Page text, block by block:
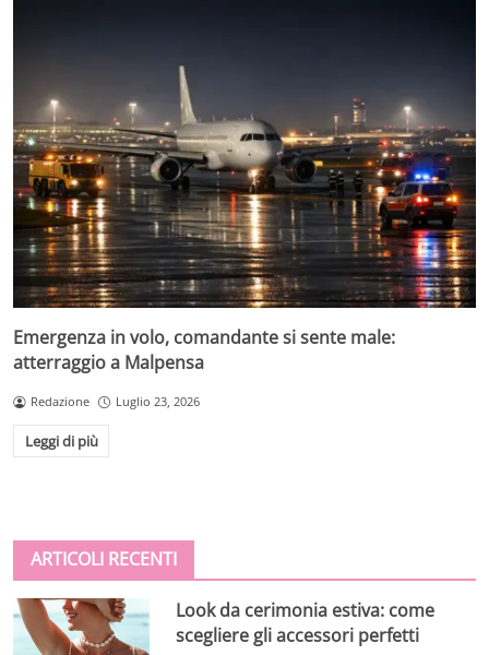
Emergenza in volo, comandante si sente male:
atterraggio a Malpensa
Redazione Luglio 23, 2026
Leggi di più
ARTICOLI RECENTI
Look da cerimonia estiva: come
scegliere gli accessori perfetti